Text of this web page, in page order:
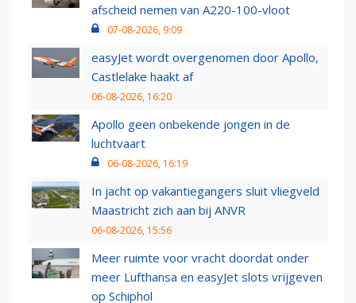
afscheid nemen van A220-100-vloot
07-08-2026, 9:09
easyJet wordt overgenomen door Apollo,
Castlelake haakt af
06-08-2026, 16:20
Apollo geen onbekende jongen in de
luchtvaart
06-08-2026, 16:19
In jacht op vakantiegangers sluit vliegveld
Maastricht zich aan bij ANVR
06-08-2026, 15:56
Meer ruimte voor vracht doordat onder
meer Lufthansa en easyJet slots vrijgeven
op Schiphol